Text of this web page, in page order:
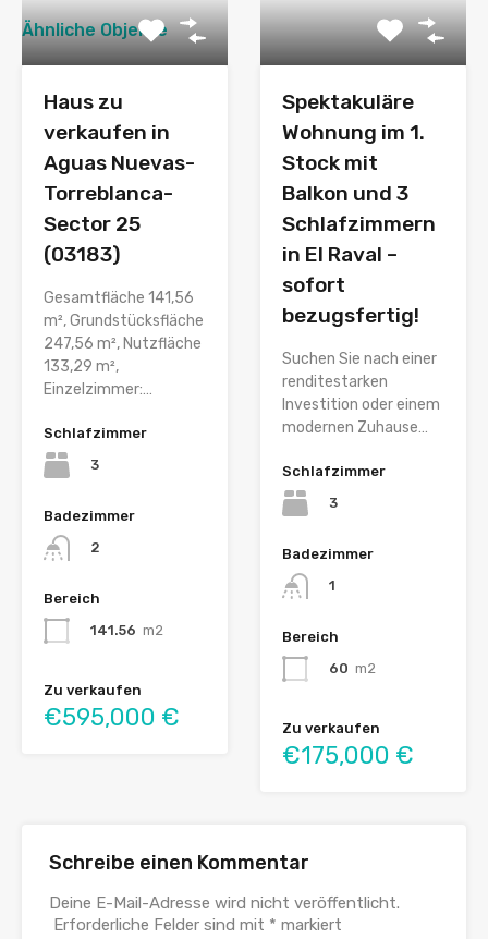
Ähnliche Objekte
Haus zu
verkaufen in
Aguas Nuevas-
Torreblanca-
Sector 25
(03183)
Gesamtfläche 141,56
m², Grundstücksfläche
247,56 m², Nutzfläche
133,29 m²,
Einzelzimmer:…
Schlafzimmer
3
Badezimmer
2
Bereich
141.56 m2
Zu verkaufen
€595,000 €
Spektakuläre
Wohnung im 1.
Stock mit
Balkon und 3
Schlafzimmern
in El Raval –
sofort
bezugsfertig!
Suchen Sie nach einer
renditestarken
Investition oder einem
modernen Zuhause…
Schlafzimmer
3
Badezimmer
1
Bereich
60 m2
Zu verkaufen
€175,000 €
Schreibe einen Kommentar
Deine E-Mail-Adresse wird nicht veröffentlicht.
Erforderliche Felder sind mit * markiert